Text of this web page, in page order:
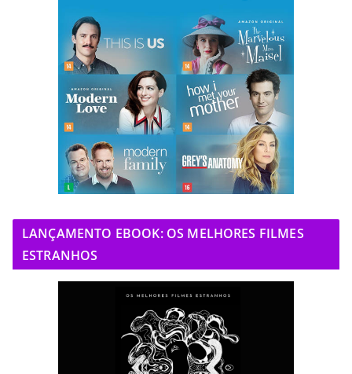
LANÇAMENTO EBOOK: OS MELHORES FILMES
ESTRANHOS